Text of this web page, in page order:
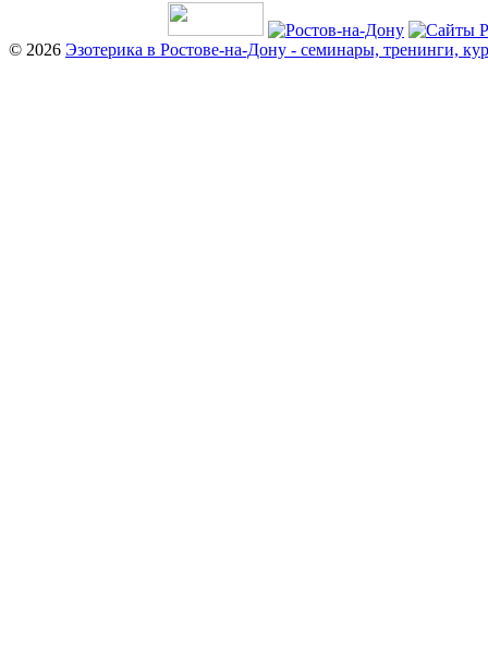
© 2026 Эзотерика в Ростове-на-Дону - семинары, тренинги,